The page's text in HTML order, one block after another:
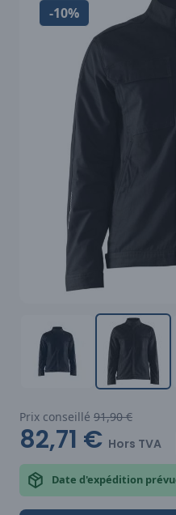
-10%
Prix conseillé 91,90 €
82,71 € Hors TVA
Date d'expédition